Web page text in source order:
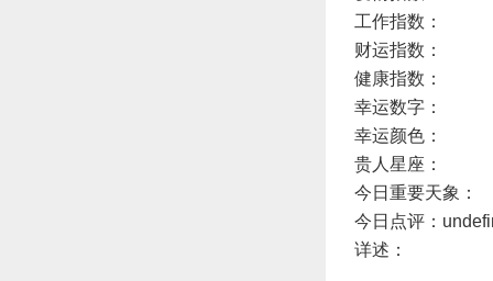
工作指数：
财运指数：
健康指数：
幸运数字：
幸运颜色：
贵人星座：
今日重要天象：
今日点评：
详述：